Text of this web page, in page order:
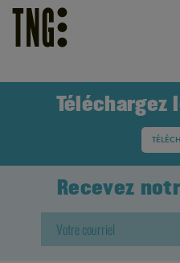
Téléchargez
Recevez